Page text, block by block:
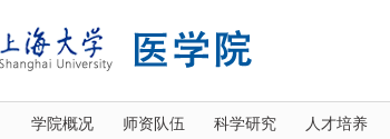
学院概况 师资队伍 科学研究 人才培养